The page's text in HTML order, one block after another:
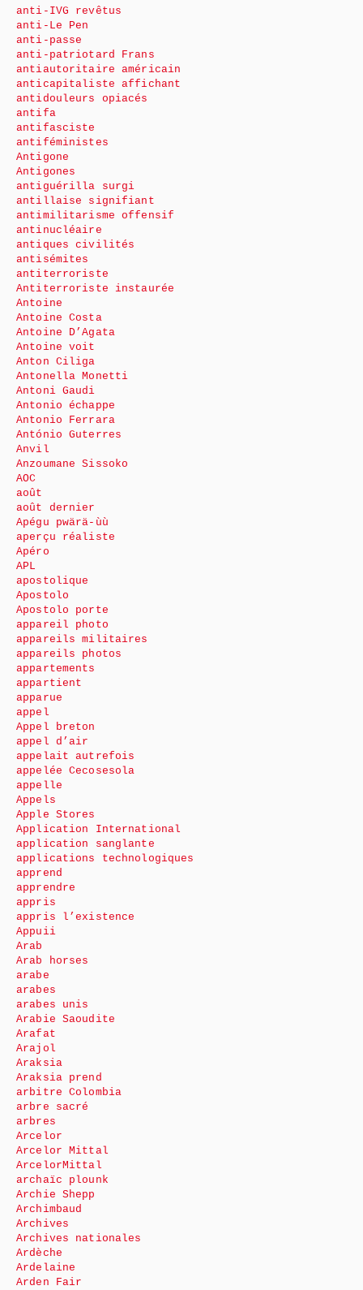
anti-IVG revêtus
anti-Le Pen
anti-passe
anti-patriotard Frans
antiautoritaire américain
anticapitaliste affichant
antidouleurs opiacés
antifa
antifasciste
antiféministes
Antigone
Antigones
antiguérilla surgi
antillaise signifiant
antimilitarisme offensif
antinucléaire
antiques civilités
antisémites
antiterroriste
Antiterroriste instaurée
Antoine
Antoine Costa
Antoine D’Agata
Antoine voit
Anton Ciliga
Antonella Monetti
Antoni Gaudi
Antonio échappe
Antonio Ferrara
António Guterres
Anvil
Anzoumane Sissoko
AOC
août
août dernier
Apégu pwärä-ùù
aperçu réaliste
Apéro
APL
apostolique
Apostolo
Apostolo porte
appareil photo
appareils militaires
appareils photos
appartements
appartient
apparue
appel
Appel breton
appel d’air
appelait autrefois
appelée Cecosesola
appelle
Appels
Apple Stores
Application International
application sanglante
applications technologiques
apprend
apprendre
appris
appris l’existence
Appuii
Arab
Arab horses
arabe
arabes
arabes unis
Arabie Saoudite
Arafat
Arajol
Araksia
Araksia prend
arbitre Colombia
arbre sacré
arbres
Arcelor
Arcelor Mittal
ArcelorMittal
archaïc plounk
Archie Shepp
Archimbaud
Archives
Archives nationales
Ardèche
Ardelaine
Arden Fair